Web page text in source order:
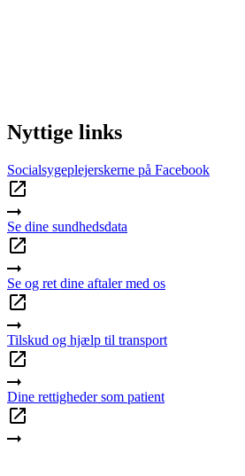
Nyttige links
Socialsygeplejerskerne på Facebook
Se dine sundhedsdata
Se og ret dine aftaler med os
Tilskud og hjælp til transport
Dine rettigheder som patient